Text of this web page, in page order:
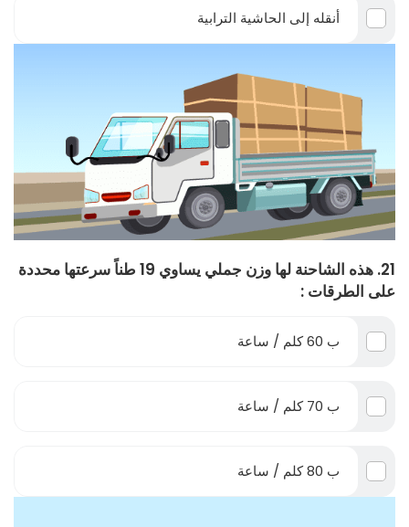
أنقله إلى الحاشية الترابية
21. هذه الشاحنة لها وزن جملي يساوي 19 طناً سرعتها محددة
على الطرقات :
ب 60 كلم / ساعة
ب 70 كلم / ساعة
ب 80 كلم / ساعة